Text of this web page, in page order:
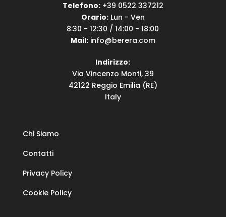
Telefono:+39 0522 337212
Orario:Lun - Ven
8:30 - 12:30 / 14:00 - 18:00
Mail:info@berera.com
Indirizzo:
Via Vincenzo Monti, 39
42122 Reggio Emilia (RE)
Italy
Chi Siamo
Contatti
Privacy Policy
Cookie Policy